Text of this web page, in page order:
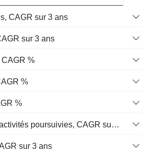
CAGR sur 3 ans
sur 3 ans
%
%
%
Bénéfices des activités poursuivies, CAGR sur 3 ans
sur 3 ans